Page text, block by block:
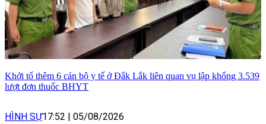
Khởi tố thêm 6 cán bộ y tế ở Đắk Lắk liên quan vụ lập khống 3.539
lượt đơn thuốc BHYT
HÌNH SỰ17:52 | 05/08/2026